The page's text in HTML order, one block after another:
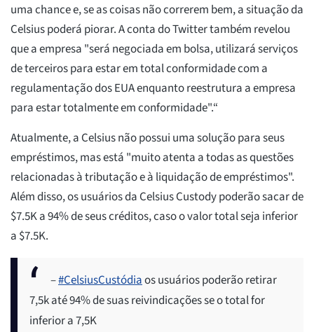
uma chance e, se as coisas não correrem bem, a situação da
Celsius poderá piorar. A conta do Twitter também revelou
que a empresa "será negociada em bolsa, utilizará serviços
de terceiros para estar em total conformidade com a
regulamentação dos EUA enquanto reestrutura a empresa
para estar totalmente em conformidade".“
Atualmente, a Celsius não possui uma solução para seus
empréstimos, mas está "muito atenta a todas as questões
relacionadas à tributação e à liquidação de empréstimos".
Além disso, os usuários da Celsius Custody poderão sacar de
$7.5K a 94% de seus créditos, caso o valor total seja inferior
a $7.5K.
–#CelsiusCustódiaos usuários poderão retirar
7,5k até 94% de suas reivindicações se o total for
inferior a 7,5K